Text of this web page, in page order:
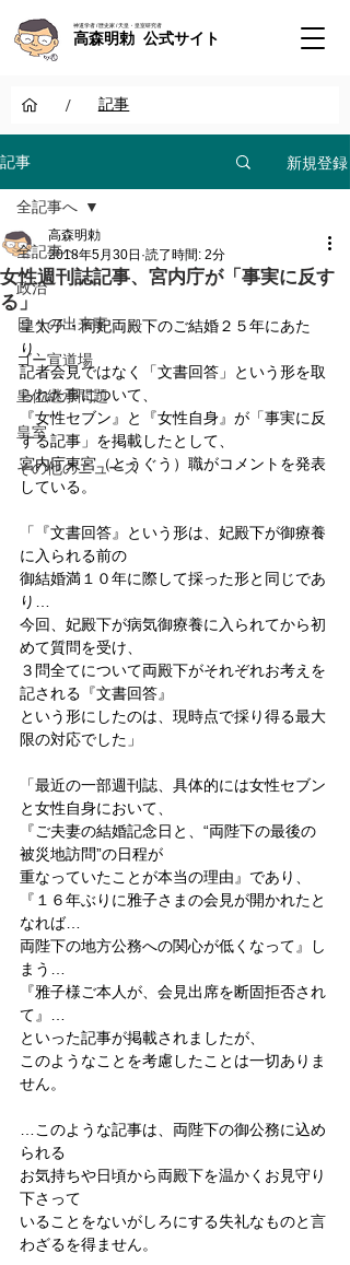
神道学者 / 歴史家 / 天皇・皇室研究者
高森明勅 公式サイト
/ 記事
記事 新規登録
全記事へ
政治
日々の出来事
ゴー宣道場
皇位継承問題
皇室
その他のニュース
全記事へ
女性週刊誌記事、宮内庁が「事実に反す
る」
高森明勅
2018年5月30日 読了時間: 2分
皇太子・同妃両殿下のご結婚２５年にあた
り、
記者会見ではなく「文書回答」という形を取
られた事について、
『女性セブン』と『女性自身』が「事実に反
する記事」を掲載したとして、
宮内庁東宮（とうぐう）職がコメントを発表
している。
「『文書回答』という形は、妃殿下が御療養
に入られる前の
御結婚満１０年に際して採った形と同じであ
り…
今回、妃殿下が病気御療養に入られてから初
めて質問を受け、
３問全てについて両殿下がそれぞれお考えを
記される『文書回答』
という形にしたのは、現時点で採り得る最大
限の対応でした」
「最近の一部週刊誌、具体的には女性セブン
と女性自身において、
『ご夫妻の結婚記念日と、“両陛下の最後の
被災地訪問”の日程が
重なっていたことが本当の理由』であり、
『１６年ぶりに雅子さまの会見が開かれたと
なれば…
両陛下の地方公務への関心が低くなって』し
まう…
『雅子様ご本人が、会見出席を断固拒否され
て』…
といった記事が掲載されましたが、
このようなことを考慮したことは一切ありま
せん。
…このような記事は、両陛下の御公務に込め
られる
お気持ちや日頃から両殿下を温かくお見守り
下さって
いることをないがしろにする失礼なものと言
わざるを得ません。